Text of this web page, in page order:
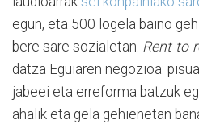
egun, eta 500 logela baino
bere sare sozialetan. Rent-to-
datza Eguiaren negozioa:
jabeei eta erreforma batzuk
ahalik eta gela gehienetan